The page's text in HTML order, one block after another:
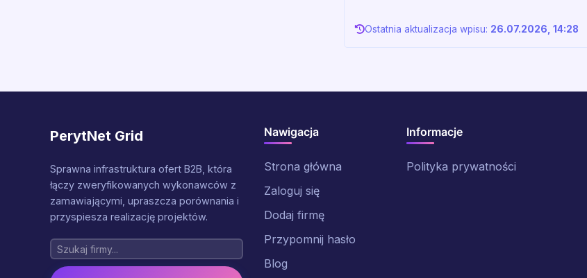
Ostatnia aktualizacja wpisu: 26.07.2026, 14:28
PerytNet Grid
Sprawna infrastruktura ofert B2B, która
łączy zweryfikowanych wykonawców z
zamawiającymi, upraszcza porównania i
przyspiesza realizację projektów.
Nawigacja
Strona główna
Zaloguj się
Dodaj firmę
Przypomnij hasło
Blog
Informacje
Polityka prywatności